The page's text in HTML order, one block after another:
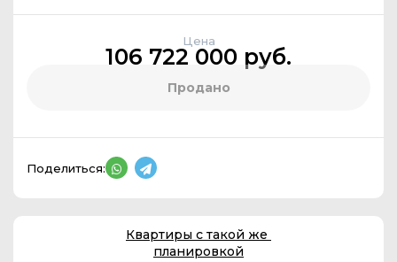
Квартиры с такой же
планировкой
Цена
106 722 000 руб.
Продано
Поделиться: